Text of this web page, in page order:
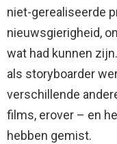
niet-gerealiseerde
nieuwsgierigheid,
wat had kunnen
als storyboarder
verschillende
films, erover – en
hebben gemist.